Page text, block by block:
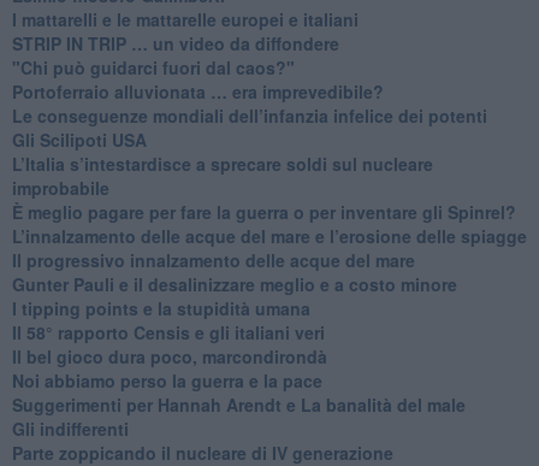
​I mattarelli e le mattarelle europei e italiani
​STRIP IN TRIP … un video da diffondere
"Chi può guidarci fuori dal caos?"
​Portoferraio alluvionata … era imprevedibile?
Le conseguenze mondiali dell’infanzia infelice dei potenti
​Gli Scilipoti USA
L’Italia s’intestardisce a sprecare soldi sul nucleare
improbabile
È meglio pagare per fare la guerra o per inventare gli Spinrel?
​L’innalzamento delle acque del mare e l’erosione delle spiagge
​Il progressivo innalzamento delle acque del mare
​Gunter Pauli e il desalinizzare meglio e a costo minore
I tipping points e la stupidità umana
​Il 58° rapporto Censis e gli italiani veri
​Il bel gioco dura poco, marcondirondà
Noi abbiamo perso la guerra e la pace
Suggerimenti per Hannah Arendt e La banalità del male
​Gli indifferenti
Parte zoppicando il nucleare di IV generazione